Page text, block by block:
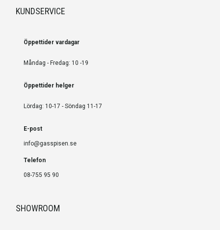
KUNDSERVICE
Öppettider vardagar
Måndag - Fredag: 10 -19
Öppettider helger
Lördag: 10-17 - Söndag 11-17
E-post
info@gasspisen.se
Telefon
08-755 95 90
SHOWROOM